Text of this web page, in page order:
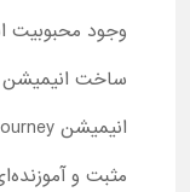
ساخت انیمیشن یاکاری 2
مثبت و